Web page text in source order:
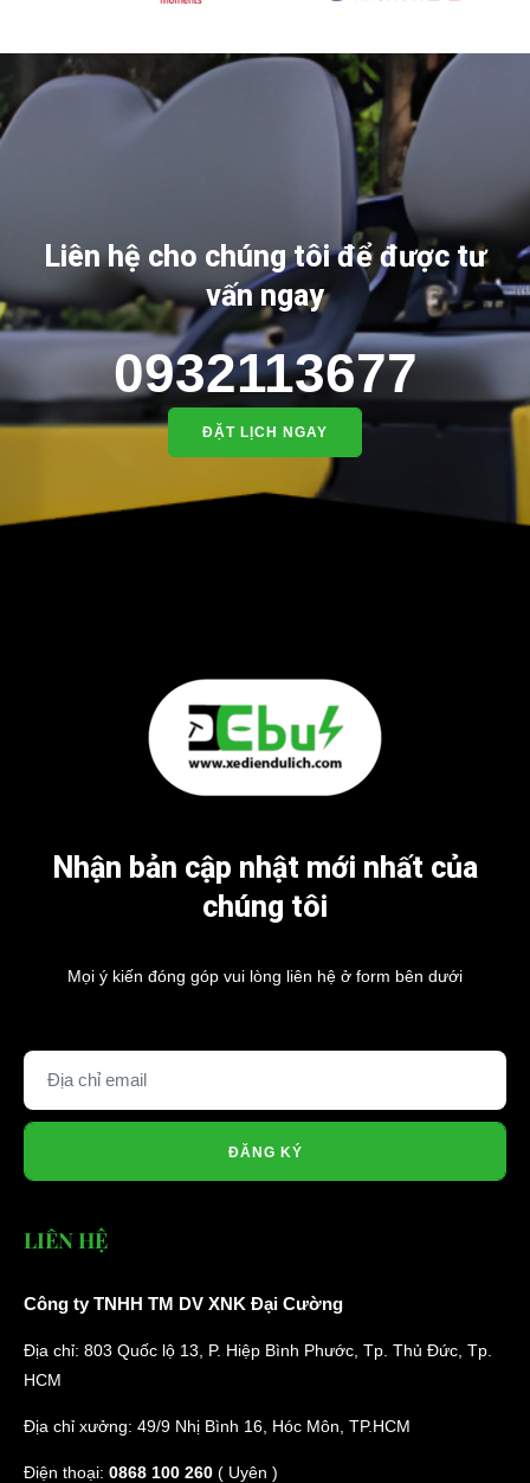
Liên hệ cho chúng tôi để được tư
vấn ngay
0932113677
ĐẶT LỊCH NGAY
Nhận bản cập nhật mới nhất của
chúng tôi
Mọi ý kiến đóng góp vui lòng liên hệ ở form bên dưới
ĐĂNG KÝ
LIÊN HỆ
Công ty TNHH TM DV XNK Đại Cường
Địa chỉ: 803 Quốc lộ 13, P. Hiệp Bình Phước, Tp. Thủ Đức, Tp.
HCM
Địa chỉ xưởng: 49/9 Nhị Bình 16, Hóc Môn, TP.HCM
Điện thoại: 0868 100 260 ( Uyên )